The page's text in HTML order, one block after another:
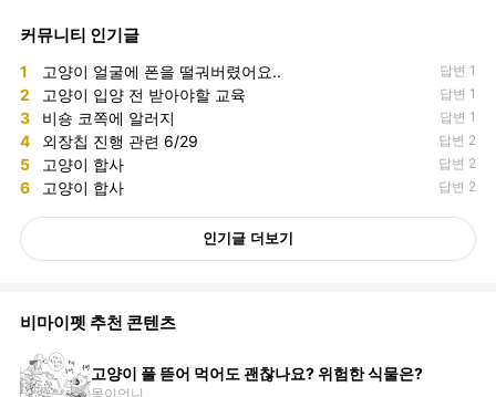
커뮤니티 인기글
1 고양이 얼굴에 폰을 떨궈버렸어요.. 답변 1
2 고양이 입양 전 받아야할 교육 답변 1
3 비숑 코쪽에 알러지 답변 1
4 외장칩 진행 관련 6/29 답변 2
5 고양이 합사 답변 2
6 고양이 합사 답변 2
인기글 더보기
비마이펫 추천 콘텐츠
고양이 풀 뜯어 먹어도 괜찮나요? 위험한 식물은?
몽이언니